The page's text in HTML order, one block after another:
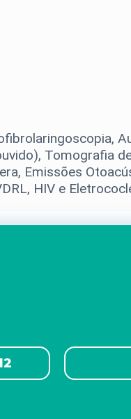
Tomografia
Emissões
HIV e